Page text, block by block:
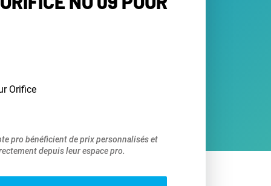
Orifice
pro bénéficient de prix personnalisés et
depuis leur espace pro.